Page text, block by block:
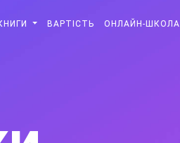
ВАРТІСТЬ ОНЛАЙН-ШКОЛА